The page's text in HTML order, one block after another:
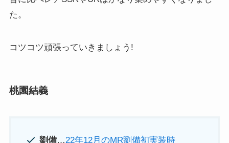
た。
コツコツ頑張っていきましょう!
桃園結義
劉備…22年12月のMR劉備初実装時